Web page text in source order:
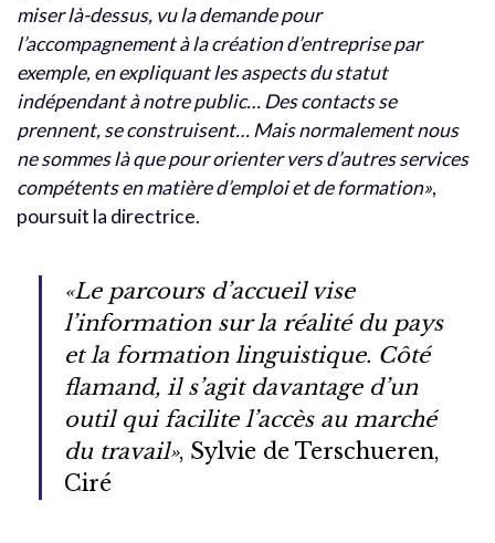
miser là-dessus, vu la demande pour
l’accompagnement à la création d’entreprise par
exemple, en expliquant les aspects du statut
indépendant à notre public… Des contacts se
prennent, se construisent… Mais normalement nous
ne sommes là que pour orienter vers d’autres services
compétents en matière d’emploi et de formation»,
poursuit la directrice.
«Le parcours d’accueil vise
l’information sur la réalité du pays
et la formation linguistique. Côté
flamand, il s’agit davantage d’un
outil qui facilite l’accès au marché
du travail», Sylvie de Terschueren,
Ciré